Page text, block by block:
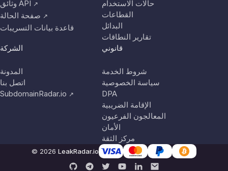
وثائق API ↗
صفحة الحالة ↗
قاعدة بيانات التسريبات
حالات الاستخدام
القطاعات
البدائل
تقارير النطاقات
الشركة
المدونة
اتصل بنا
SubdomainRadar.io ↗
قانوني
شروط الخدمة
سياسة الخصوصية
DPA
الإقامة الضريبية
المعالجون الفرعيون
الأمان
مركز الثقة
© 2026 LeakRadar.io